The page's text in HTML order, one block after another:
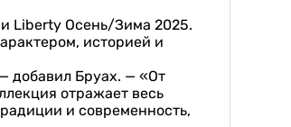
Liberty Осень/Зима 2025.
историей и
добавил Бруах. — «От
отражает весь
и современность,